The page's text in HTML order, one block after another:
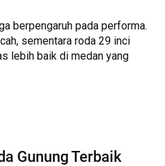
berpengaruh pada performa.
sementara roda 29 inci
lebih baik di medan yang
Gunung Terbaik